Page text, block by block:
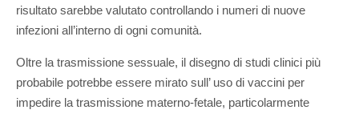
risultato sarebbe valutato controllando i numeri di nuove
infezioni all’interno di ogni comunità.
Oltre la trasmissione sessuale, il disegno di studi clinici più
probabile potrebbe essere mirato sull’ uso di vaccini per
impedire la trasmissione materno-fetale, particolarmente